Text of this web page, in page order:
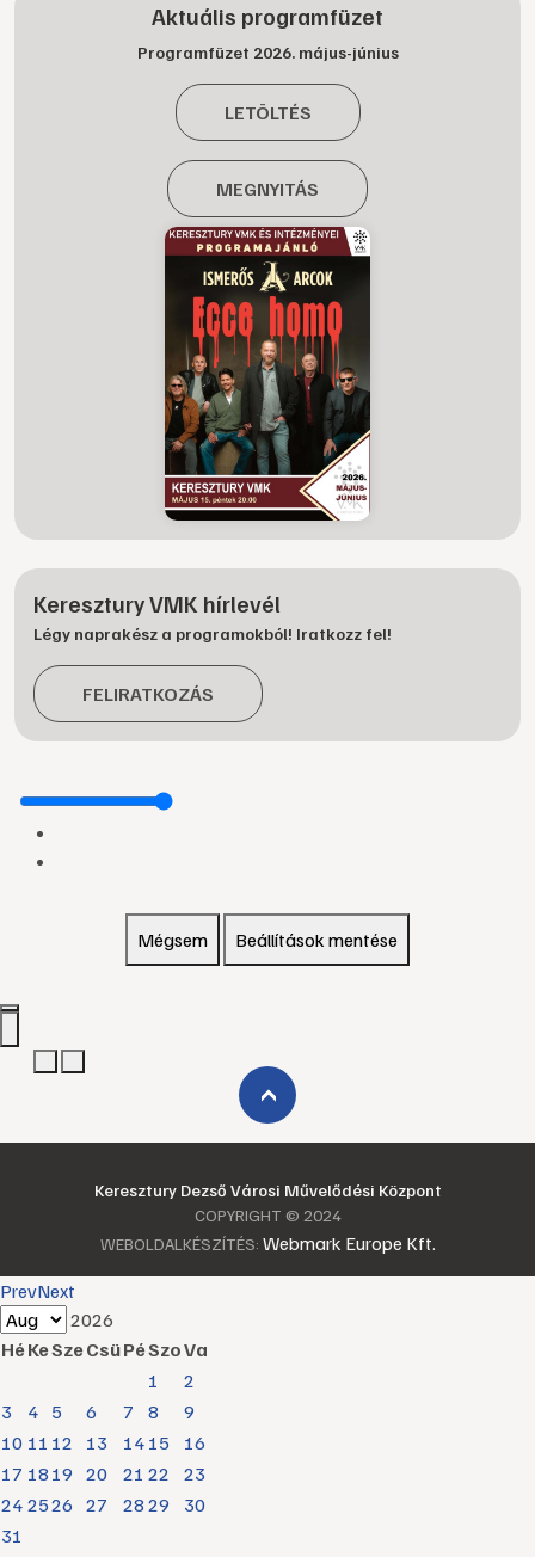
Aktuális programfüzet
Programfüzet 2026. május-június
LETÖLTÉS
MEGNYITÁS
Keresztury VMK hírlevél
Légy naprakész a programokból! Iratkozz fel!
FELIRATKOZÁS
Mégsem Beállítások mentése
›
Keresztury Dezső Városi Művelődési Központ
COPYRIGHT © 2024
WEBOLDALKÉSZÍTÉS: Webmark Europe Kft.
PrevNext
2026
HéKeSzeCsüPéSzoVa
1
2
3
4 5 6 7 8
9
10 11 12 13 14 15
16
17 18 19 20 21 22
23
24 2526 27 28 29
30
31